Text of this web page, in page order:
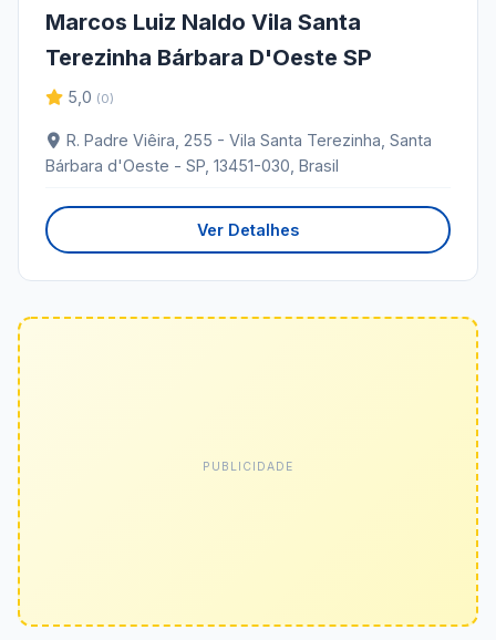
Marcos Luiz Naldo Vila Santa
Terezinha Bárbara D'Oeste SP
5,0 (0)
R. Padre Viêira, 255 - Vila Santa Terezinha, Santa
Bárbara d'Oeste - SP, 13451-030, Brasil
Ver Detalhes